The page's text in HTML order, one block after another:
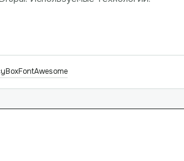
FontAwesome